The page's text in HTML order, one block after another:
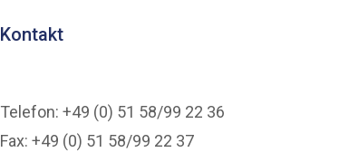
Kontakt
Telefon: +49 (0) 51 58/99 22 36
Fax: +49 (0) 51 58/99 22 37